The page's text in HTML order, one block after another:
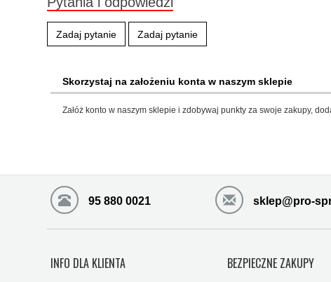
Zadaj pytanie Zadaj pytanie
Skorzystaj na założeniu konta w naszym sklepie
Załóż konto w naszym sklepie i zdobywaj punkty za swoje zakupy,
95 880 0021 sklep@pro-
INFO DLA KLIENTA BEZPIECZNE ZAKUPY